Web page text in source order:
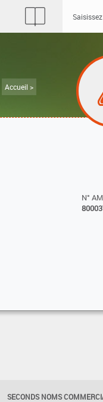
Accueil >
N°
SECONDS NOMS